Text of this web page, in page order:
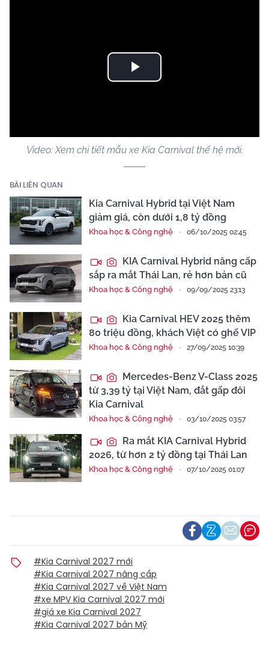
Play
Video: Xem chi tiết mẫu xe Kia Carnival thế hệ mới.
BÀI LIÊN QUAN
Kia Carnival Hybrid tại Việt Nam
giảm giá, còn dưới 1,8 tỷ đồng
Khoa học & Công nghệ 06/10/2025 02:45
KIA Carnival Hybrid nâng cấp
sắp ra mắt Thái Lan, rẻ hơn bản cũ
Khoa học & Công nghệ 09/09/2025 23:13
Kia Carnival HEV 2025 thêm
80 triệu đồng, khách Việt có ghế VIP
Khoa học & Công nghệ 27/09/2025 10:39
Mercedes-Benz V-Class 2025
từ 3,39 tỷ tại Việt Nam, đắt gấp đôi
Kia Carnival
Khoa học & Công nghệ 03/10/2025 03:57
Ra mắt KIA Carnival Hybrid
2026, từ hơn 2 tỷ đồng tại Thái Lan
Khoa học & Công nghệ 07/10/2025 01:07
#Kia Carnival 2027 mới
#Kia Carnival 2027 nâng cấp
#Kia Carnival 2027 về Việt Nam
#xe MPV Kia Carnival 2027 mới
#giá xe Kia Carnival 2027
#Kia Carnival 2027 bản Mỹ